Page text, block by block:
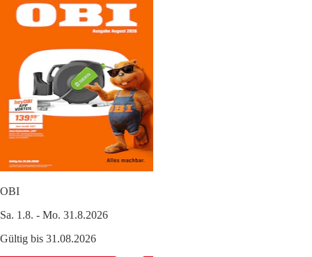
OBI
Sa. 1.8. - Mo. 31.8.2026
Gültig bis 31.08.2026